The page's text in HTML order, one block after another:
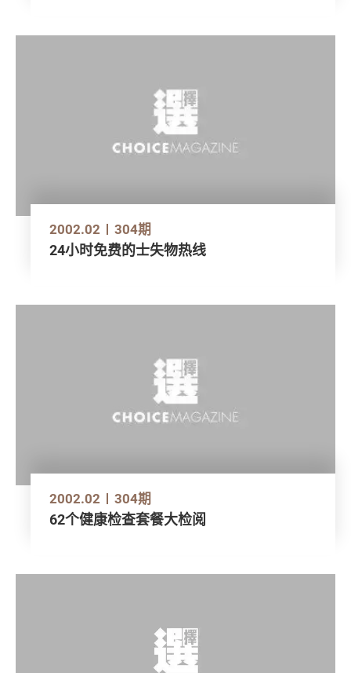
2002.02 304期
24小时免费的士失物热线
2002.02 304期
62个健康检查套餐大检阅